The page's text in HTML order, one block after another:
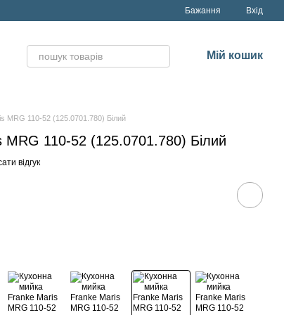
Бажання Вхід
Мій кошик
MRG 110-52 (125.0701.780) Білий
110-52 (125.0701.780) Білий
відгук